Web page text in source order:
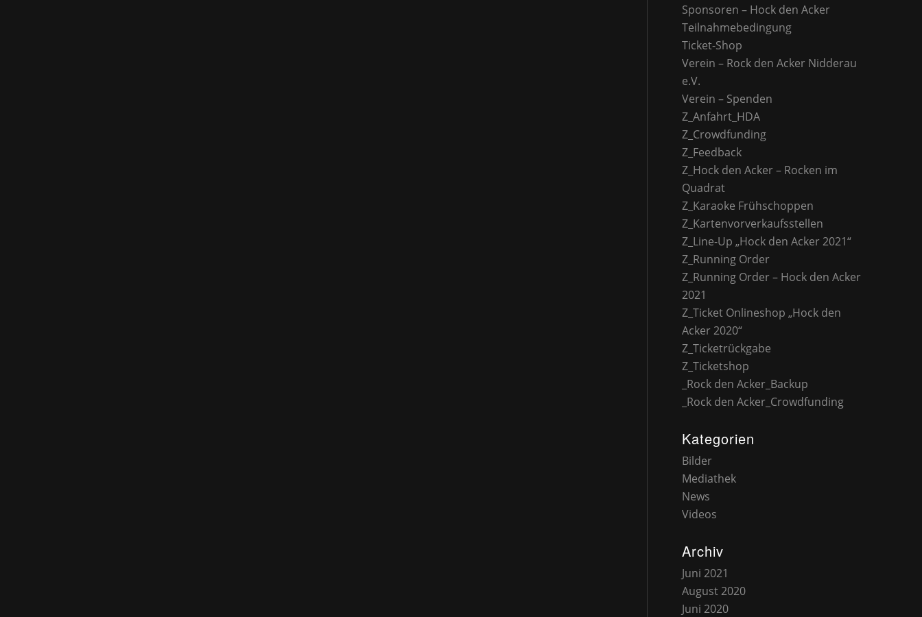
Sponsoren – Hock den Acker
Teilnahmebedingung
Ticket-Shop
Verein – Rock den Acker Nidderau
e.V.
Verein – Spenden
Z_Anfahrt_HDA
Z_Crowdfunding
Z_Feedback
Z_Hock den Acker – Rocken im
Quadrat
Z_Karaoke Frühschoppen
Z_Kartenvorverkaufsstellen
Z_Line-Up „Hock den Acker 2021“
Z_Running Order
Z_Running Order – Hock den Acker
2021
Z_Ticket Onlineshop „Hock den
Acker 2020“
Z_Ticketrückgabe
Z_Ticketshop
_Rock den Acker_Backup
_Rock den Acker_Crowdfunding
Kategorien
Bilder
Mediathek
News
Videos
Archiv
Juni 2021
August 2020
Juni 2020